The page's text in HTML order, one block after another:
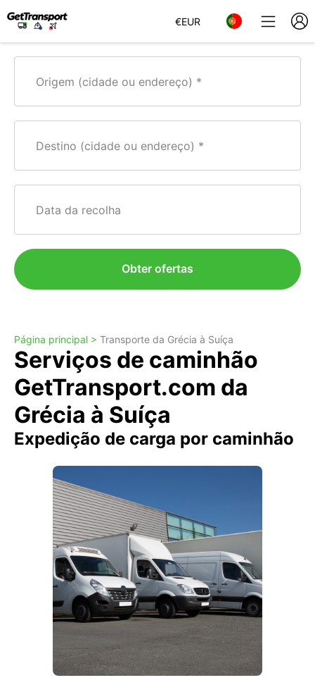
€EUR
Origem (cidade ou endereço)
Destino (cidade ou endereço)
Data da recolha
Obter ofertas
Página principal > Transporte da Grécia à Suíça
Serviços de caminhão
GetTransport.com da
Grécia à Suíça
Expedição de carga por caminhão